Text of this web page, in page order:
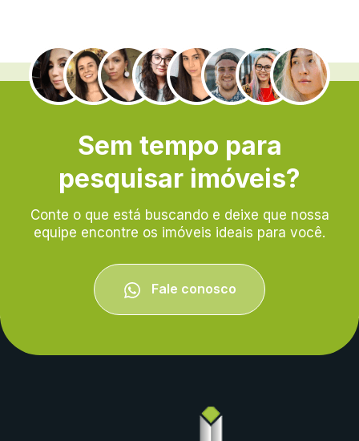
.
Sem tempo para
pesquisar imóveis?
Conte o que está buscando e deixe que nossa
equipe encontre os imóveis ideais para você.
Fale conosco